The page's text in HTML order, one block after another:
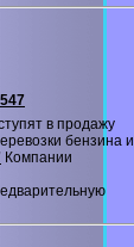
в продажу
бензина и
Компании